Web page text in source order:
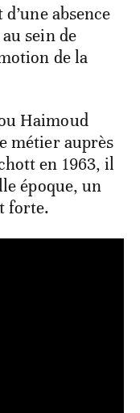
absence
sein de
de la
Haimoud
métier auprès
en 1963, il
époque, un
forte.